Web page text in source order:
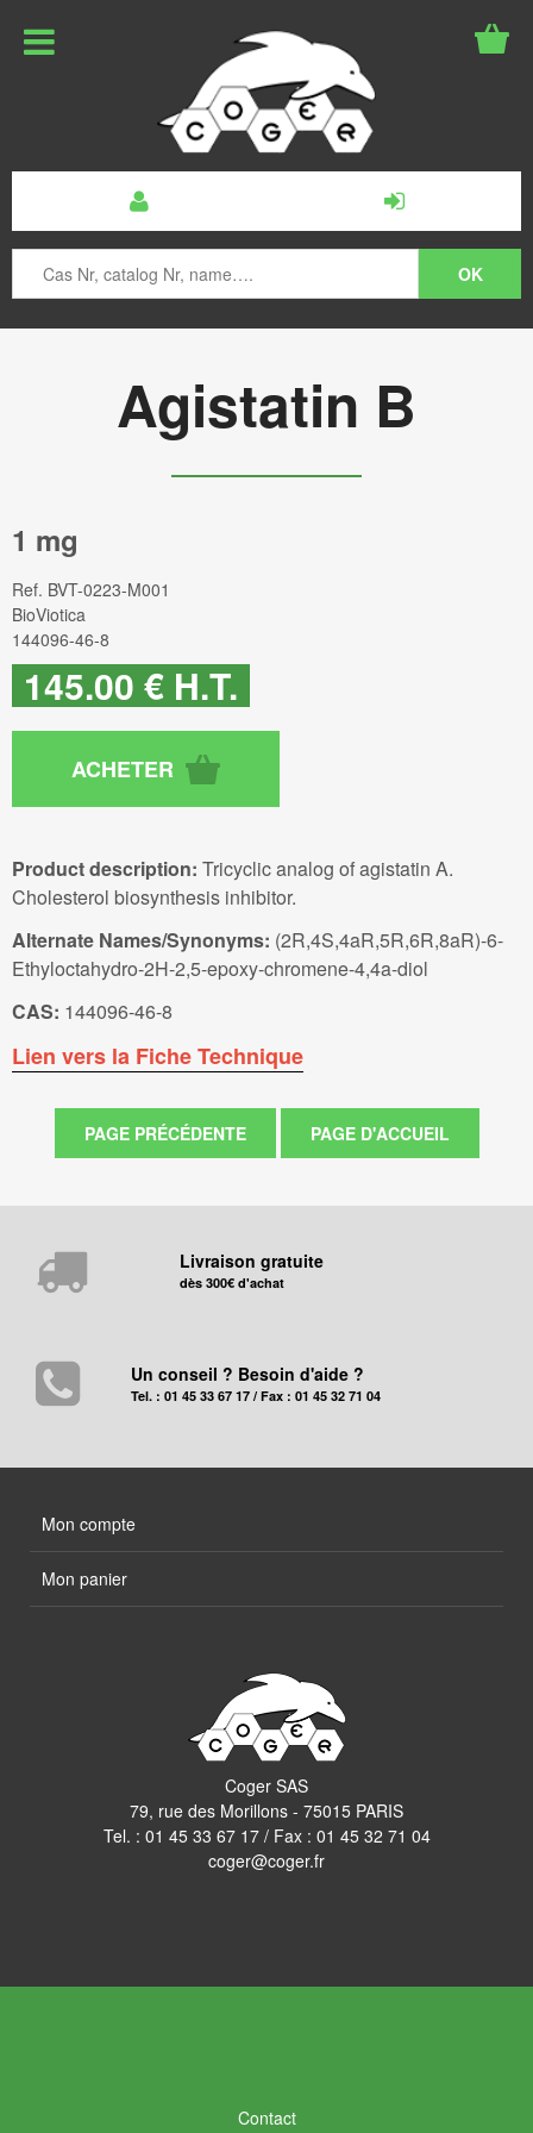
Agistatin B
1 mg
Ref. BVT-0223-M001
BioViotica
144096-46-8
145.00 € H.T.
Product description: Tricyclic analog of agistatin A.
Cholesterol biosynthesis inhibitor.
Alternate Names/Synonyms: (2R,4S,4aR,5R,6R,8aR)-6-
Ethyloctahydro-2H-2,5-epoxy-chromene-4,4a-diol
CAS: 144096-46-8
Lien vers la Fiche Technique
Livraison gratuite
dès 300€ d'achat
Un conseil ? Besoin d'aide ?
Tel. : 01 45 33 67 17 / Fax : 01 45 32 71 04
Mon compte
Mon panier
Coger SAS
79, rue des Morillons - 75015 PARIS
Tel. : 01 45 33 67 17/ Fax : 01 45 32 71 04
coger@coger.fr
Contact